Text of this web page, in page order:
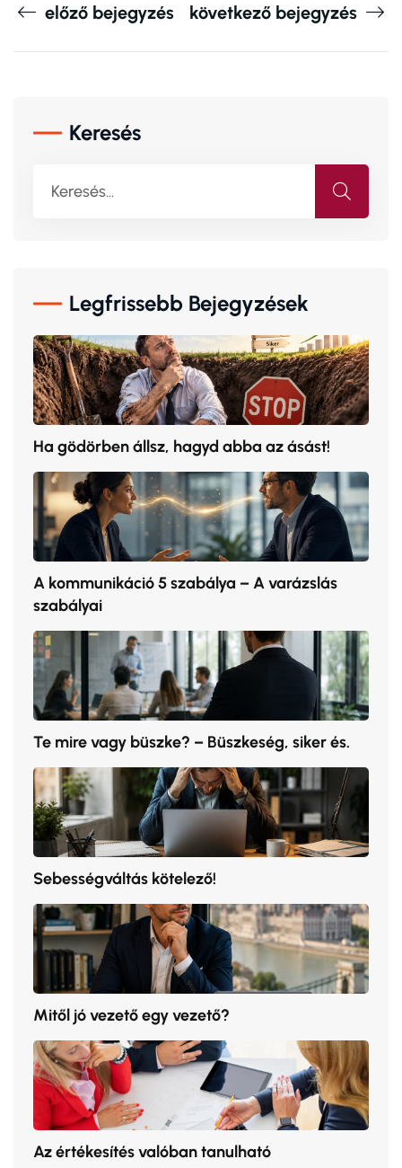
előző bejegyzés következő bejegyzés
Keresés
Legfrissebb Bejegyzések
Ha gödörben állsz, hagyd abba az ásást!
A kommunikáció 5 szabálya – A varázslás
szabályai
Te mire vagy büszke? – Büszkeség, siker és.
Sebességváltás kötelező!
Mitől jó vezető egy vezető?
Az értékesítés valóban tanulható